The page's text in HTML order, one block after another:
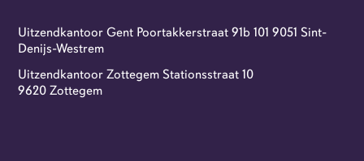
GoFlexi portaal
Flexi-jobs
Uitzendkantoor Gent Poortakkerstraat 91b 101 9051 Sint-
Denijs-Westrem
Uitzendkantoor Zottegem Stationsstraat 10
9620 Zottegem